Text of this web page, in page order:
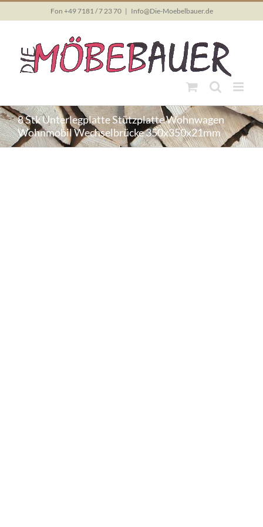
to
Fon +49 7181 / 7 23 70 | Info@Die-Moebelbauer.de
8 Stk Unterlegplatte Stützplatte Wohnwagen
Wohnmobil Wechselbrücke 350x350x21mm